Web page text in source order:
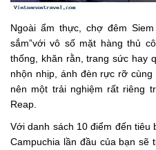
Ngoài ẩm thực, chợ đêm
sắm”với vô số mặt hàng thủ
thống, khăn rằn, trang sức hay
nhộn nhịp, ánh đèn rực rỡ
nên một trải nghiệm rất riêng
Reap.
Với danh sách 10 điểm đến tiêu
Campuchia lần đầu của bạn sẽ